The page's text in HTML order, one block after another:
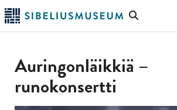
Skip
to
main
Search
Auringonläikkiä –
runokonsertti